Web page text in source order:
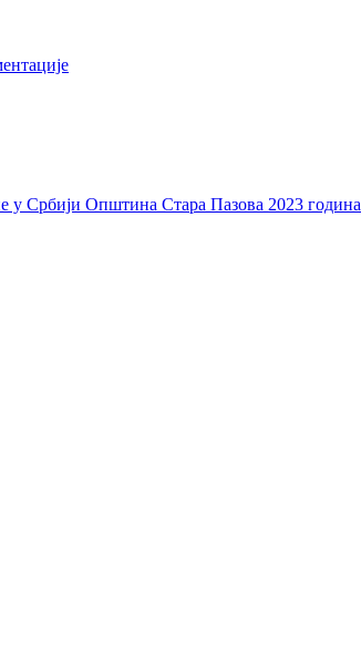
у Србији Општина Стара Пазова 2023 година